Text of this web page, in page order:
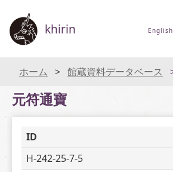
khirin English
ホーム 館蔵資料データベース
元符通寶
ID
H-242-25-7-5